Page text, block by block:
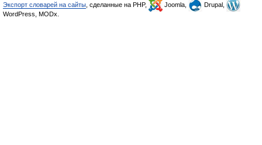
Экспорт словарей на сайты , сделанные на PHP, Joomla,
Drupal,
WordPress, MODx.